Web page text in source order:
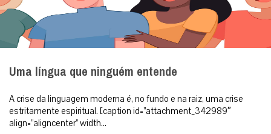
Uma língua que ninguém entende
A crise da linguagem moderna é, no fundo e na raiz, uma crise
estritamente espiritual. [caption id=”attachment_342989″
align=”aligncenter” width...